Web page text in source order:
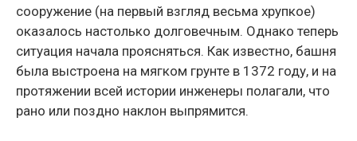
сооружение (на первый взгляд весьма хрупкое)
оказалось настолько долговечным. Однако теперь
ситуация начала проясняться. Как известно, башня
была выстроена на мягком грунте в 1372 году, и на
протяжении всей истории инженеры полагали, что
рано или поздно наклон выпрямится.